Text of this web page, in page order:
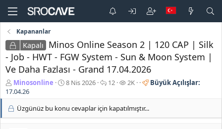
Kapananlar
Kapalı
Minos Online Season 2 | 120 CAP | Silk
- Job - HWT - FGW System - Sun & Moon System |
Ve Daha Fazlası - Grand 17.04.2026
K
o
b
u
Minosonline
B
l
a
8 Nis 2026
C
a
p
12
G
ü
n
2K
Büyük Açılışlar:
17.04.26
Üzgünüz bu konu cevaplar için kapatılmıştır...